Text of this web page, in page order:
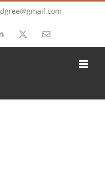
LinkedIn Email